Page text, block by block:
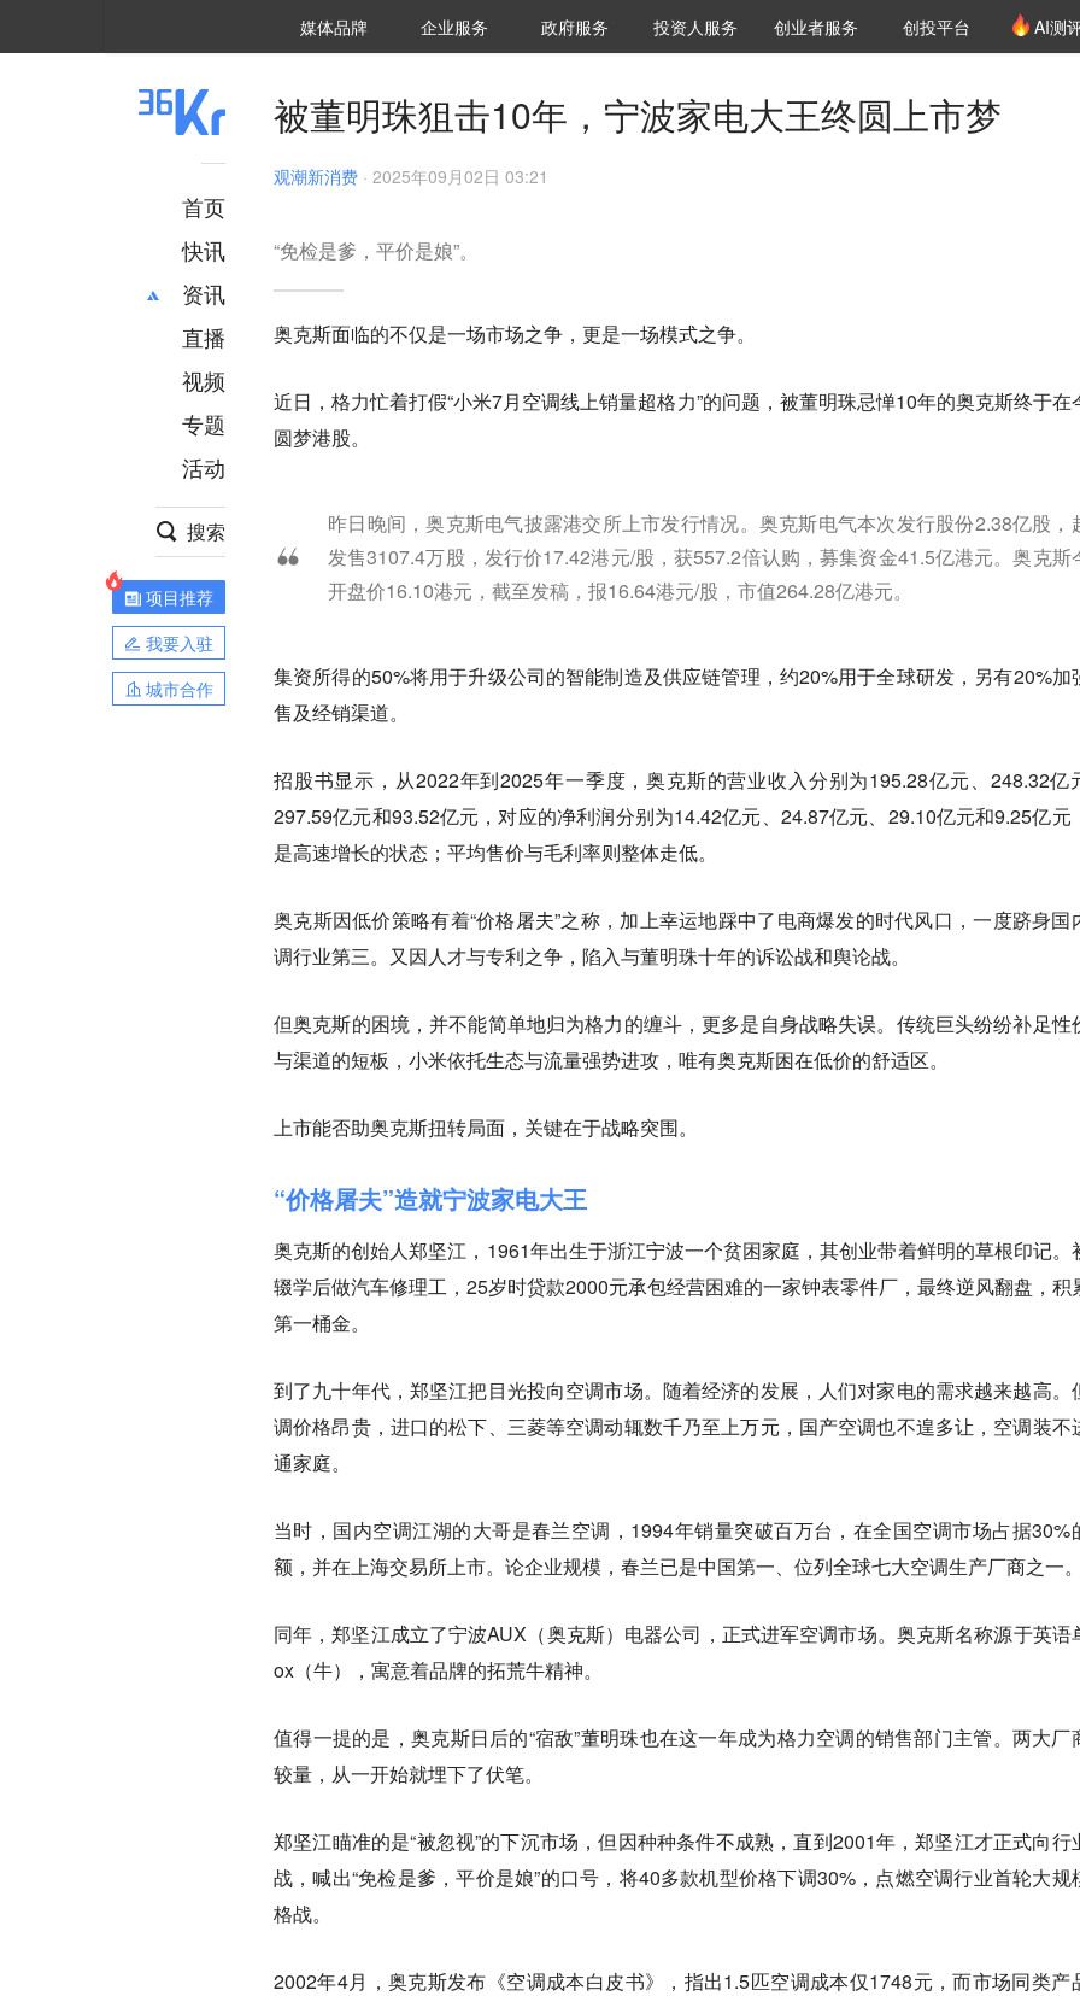
媒体品牌 36Kr研究院
企业服务 城市之窗
政府服务 VClub投资机构库
投资机构职位推介
投资人服务 创投氪堂
创业者服务 创投平台 AI测
首页
快讯
资讯
推荐
财经
项目推荐
安徽
直播
视频
专题
活动
搜索
项目推荐
我要入驻
城市合作
被董明珠狙击10年，宁波家电大王终圆上市梦
观潮新消费 · 2025年09月02日 03:21
“免检是爹，平价是娘”。
奥克斯面临的不仅是一场市场之争，更是一场模式之争。
近日，格力忙着打假“小米7月空调线上销量超格力”的问题，被董明珠忌惮10年的奥克斯终于在
圆梦港股。
昨日晚间，奥克斯电气披露港交所上市发行情况。奥克斯电气本次发行股份2.38亿股，
发售3107.4万股，发行价17.42港元/股，获557.2倍认购，募集资金41.5亿港元。奥克斯
开盘价16.10港元，截至发稿，报16.64港元/股，市值264.28亿港元。
集资所得的50%将用于升级公司的智能制造及供应链管理，约20%用于全球研发，另有20%加
售及经销渠道。
招股书显示，从2022年到2025年一季度，奥克斯的营业收入分别为195.28亿元、248.32亿
297.59亿元和93.52亿元，对应的净利润分别为14.42亿元、24.87亿元、29.10亿元和9.25亿元
是高速增长的状态；平均售价与毛利率则整体走低。
奥克斯因低价策略有着“价格屠夫”之称，加上幸运地踩中了电商爆发的时代风口，一度跻身国
调行业第三。又因人才与专利之争，陷入与董明珠十年的诉讼战和舆论战。
但奥克斯的困境，并不能简单地归为格力的缠斗，更多是自身战略失误。传统巨头纷纷补足性
与渠道的短板，小米依托生态与流量强势进攻，唯有奥克斯困在低价的舒适区。
上市能否助奥克斯扭转局面，关键在于战略突围。
“价格屠夫”造就宁波家电大王
奥克斯的创始人郑坚江，1961年出生于浙江宁波一个贫困家庭，其创业带着鲜明的草根印记。
辍学后做汽车修理工，25岁时贷款2000元承包经营困难的一家钟表零件厂，最终逆风翻盘，积
第一桶金。
到了九十年代，郑坚江把目光投向空调市场。随着经济的发展，人们对家电的需求越来越高。
调价格昂贵，进口的松下、三菱等空调动辄数千乃至上万元，国产空调也不遑多让，空调装不
通家庭。
当时，国内空调江湖的大哥是春兰空调，1994年销量突破百万台，在全国空调市场占据30%
额，并在上海交易所上市。论企业规模，春兰已是中国第一、位列全球七大空调生产厂商之一。
同年，郑坚江成立了宁波AUX（奥克斯）电器公司，正式进军空调市场。奥克斯名称源于英语
ox（牛），寓意着品牌的拓荒牛精神。
值得一提的是，奥克斯日后的“宿敌”董明珠也在这一年成为格力空调的销售部门主管。两大厂
较量，从一开始就埋下了伏笔。
郑坚江瞄准的是“被忽视”的下沉市场，但因种种条件不成熟，直到2001年，郑坚江才正式向行
战，喊出“免检是爹，平价是娘”的口号，将40多款机型价格下调30%，点燃空调行业首轮大规
格战。
2002年4月，奥克斯发布《空调成本白皮书》，指出1.5匹空调成本仅1748元，而市场同类产